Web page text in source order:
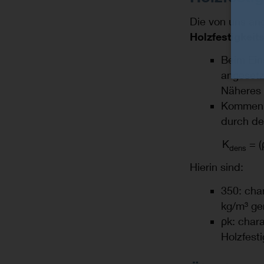
Die von uns
Beim
durch
Kdens =
Hierin sind:
350:
kg/m³
ρk: